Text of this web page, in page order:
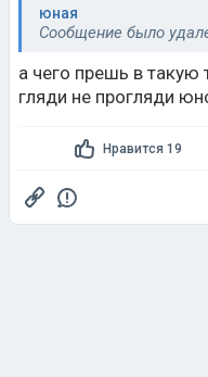
юная
Сообщение было
а чего прешь в такую
гляди не прогляди
Нравится 19